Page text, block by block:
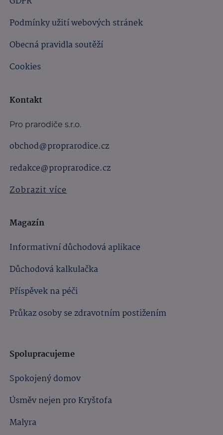
Podmínky užití webových stránek
Obecná pravidla soutěží
Cookies
Kontakt
Pro prarodiče s.r.o.
obchod@proprarodice.cz
redakce@proprarodice.cz
Zobrazit více
Magazín
Informativní důchodová aplikace
Důchodová kalkulačka
Příspěvek na péči
Průkaz osoby se zdravotním postižením
Spolupracujeme
Spokojený domov
Úsměv nejen pro Kryštofa
Malyra